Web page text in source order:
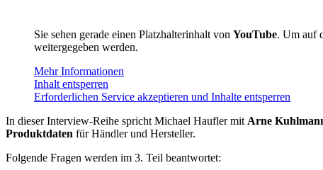
Sie sehen gerade einen Platzhalterinhalt von YouTube. Um auf
weitergegeben werden.
Mehr Informationen
Inhalt entsperren
Erforderlichen Service akzeptieren und Inhalte entsperren
In dieser Interview-Reihe spricht Michael Haufler mit Arne
Produktdaten für Händler und Hersteller.
Folgende Fragen werden im 3. Teil beantwortet: